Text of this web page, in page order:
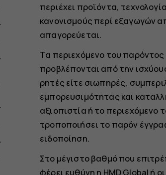
περιέχει προϊόντα,
κανονισμούς περί εξαγωγών
απαγορεύεται.
Τα περιεχόμενο του
προβλέπονται από την
ρητές είτε σιωπηρές,
εμπορευσιμότητας και
αξιοπιστία ή το περιεχόμενο
τροποποιήσει το παρόν
ειδοποίηση.
Στο μέγιστο βαθμό που
φέρει ευθύνη η HMD Global ή